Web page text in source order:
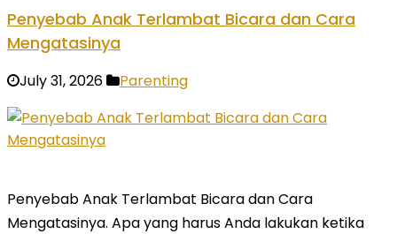
Penyebab Anak Terlambat Bicara dan Cara
Mengatasinya
July 31, 2026 Parenting
Penyebab Anak Terlambat Bicara dan Cara
Mengatasinya. Apa yang harus Anda lakukan ketika